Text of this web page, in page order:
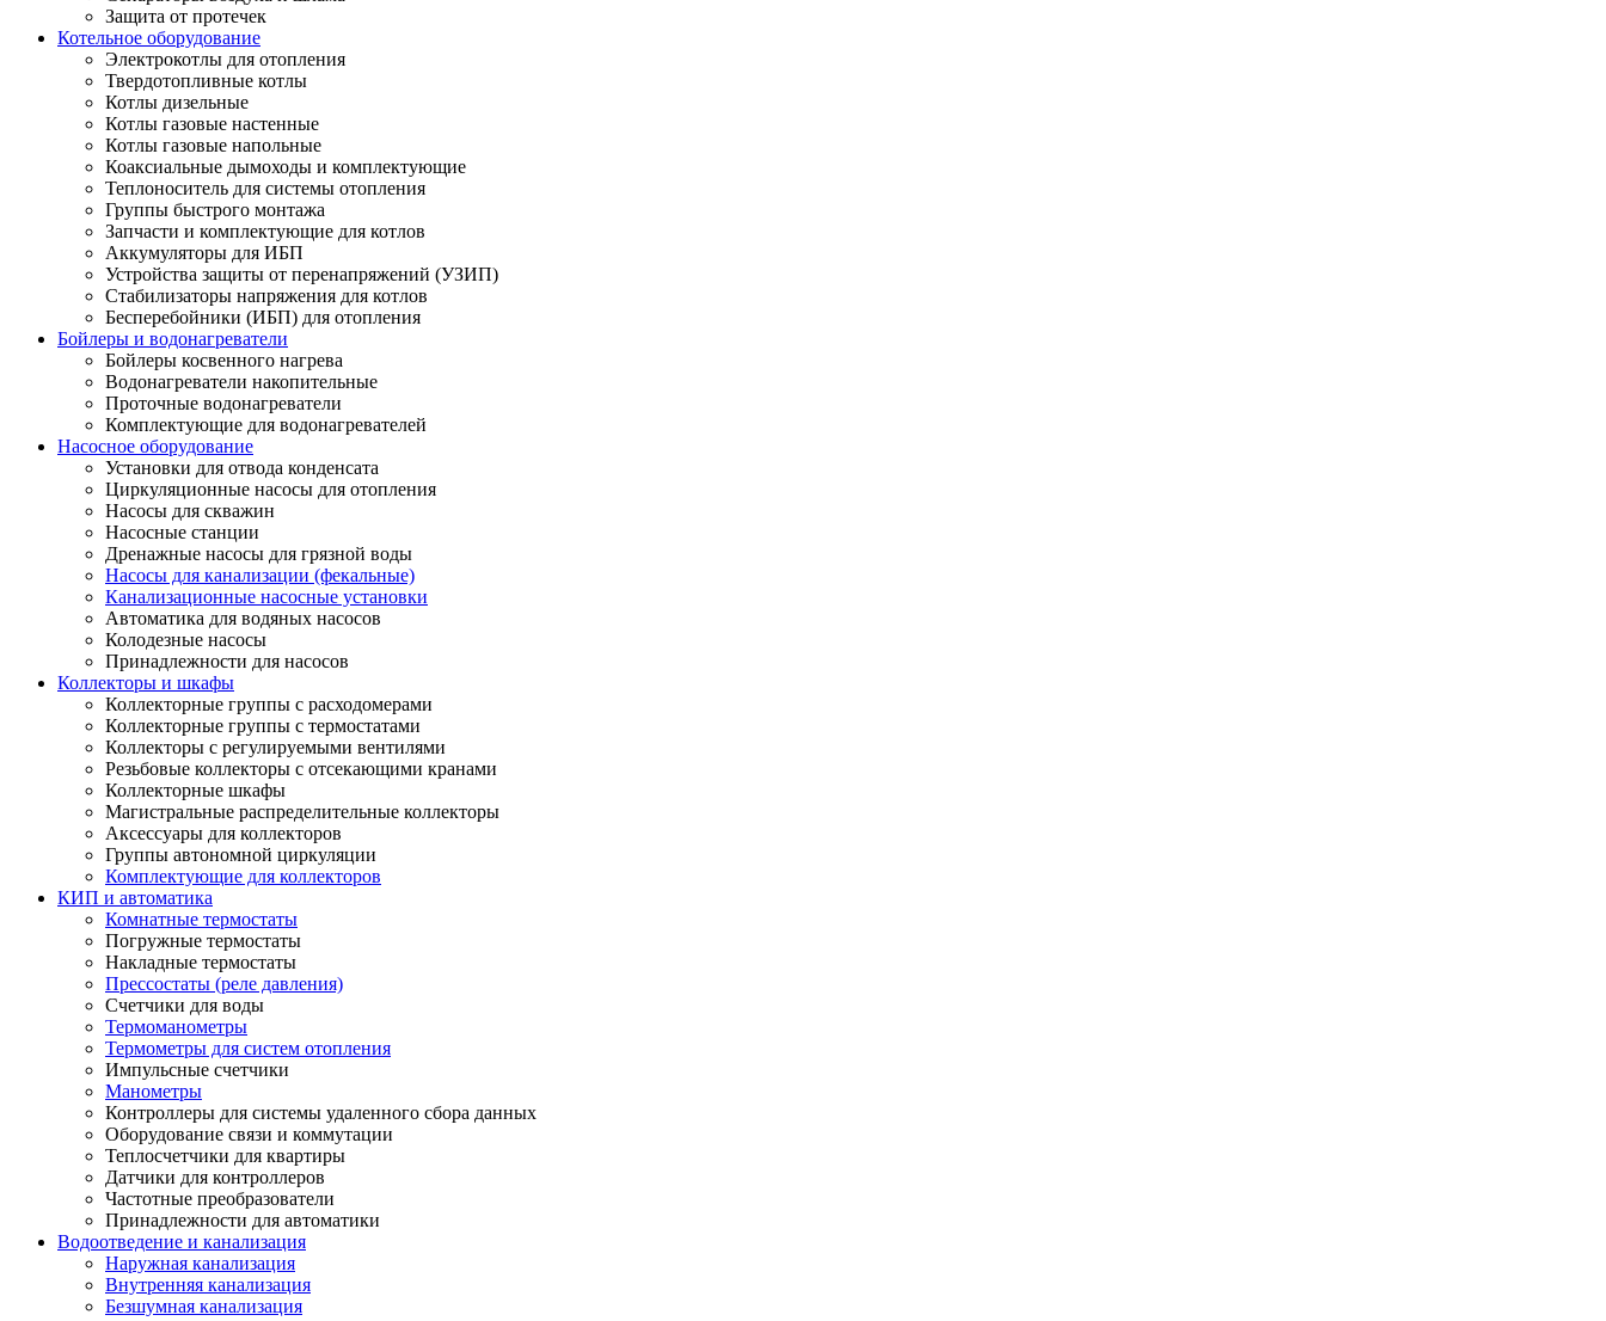
Защита от протечек
Котельное оборудование
Электрокотлы для отопления
Твердотопливные котлы
Котлы дизельные
Котлы газовые настенные
Котлы газовые напольные
Коаксиальные дымоходы и комплектующие
Теплоноситель для системы отопления
Группы быстрого монтажа
Запчасти и комплектующие для котлов
Аккумуляторы для ИБП
Устройства защиты от перенапряжений (УЗИП)
Стабилизаторы напряжения для котлов
Бесперебойники (ИБП) для отопления
Бойлеры и водонагреватели
Бойлеры косвенного нагрева
Водонагреватели накопительные
Проточные водонагреватели
Комплектующие для водонагревателей
Насосное оборудование
Установки для отвода конденсата
Циркуляционные насосы для отопления
Насосы для скважин
Насосные станции
Дренажные насосы для грязной воды
Насосы для канализации (фекальные)
Канализационные насосные установки
Автоматика для водяных насосов
Колодезные насосы
Принадлежности для насосов
Коллекторы и шкафы
Коллекторные группы с расходомерами
Коллекторные группы с термостатами
Коллекторы с регулируемыми вентилями
Резьбовые коллекторы с отсекающими кранами
Коллекторные шкафы
Магистральные распределительные коллекторы
Аксессуары для коллекторов
Группы автономной циркуляции
Комплектующие для коллекторов
КИП и автоматика
Комнатные термостаты
Погружные термостаты
Накладные термостаты
Прессостаты (реле давления)
Счетчики для воды
Термоманометры
Термометры для систем отопления
Импульсные счетчики
Манометры
Контроллеры для системы удаленного сбора данных
Оборудование связи и коммутации
Теплосчетчики для квартиры
Датчики для контроллеров
Частотные преобразователи
Принадлежности для автоматики
Водоотведение и канализация
Наружная канализация
Внутренняя канализация
Безшумная канализация